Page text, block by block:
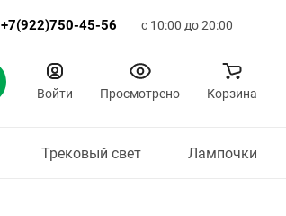
+7(922)750-45-56 с 10:00 до 20:00
Войти Просмотрено Корзина
Трековый свет Лампочки